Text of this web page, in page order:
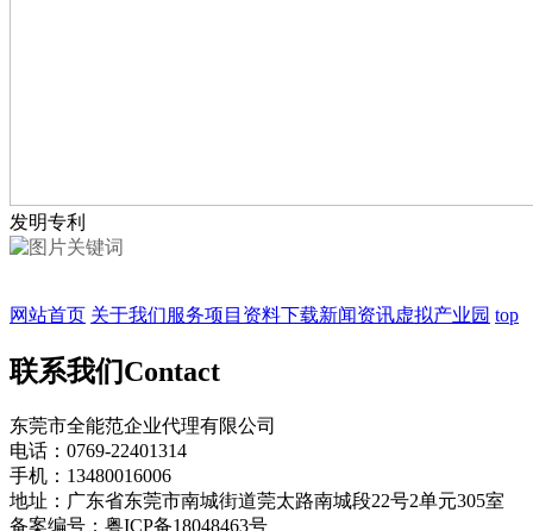
发明专利
网站首页 关于我们服务项目 资料下载新闻资讯虚拟产业园 top
联系我们Contact
东莞市全能范企业代理有限公司
电话：0769-22401314
手机：13480016006
地址：广东省东莞市南城街道莞太路南城段22号2单元305室
备案编号：粤ICP备18048463号